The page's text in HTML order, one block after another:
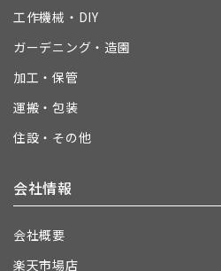
工作機械・DIY
ガーデニング・造園
加工・保管
運搬・包装
住設・その他
会社情報
会社概要
楽天市場店